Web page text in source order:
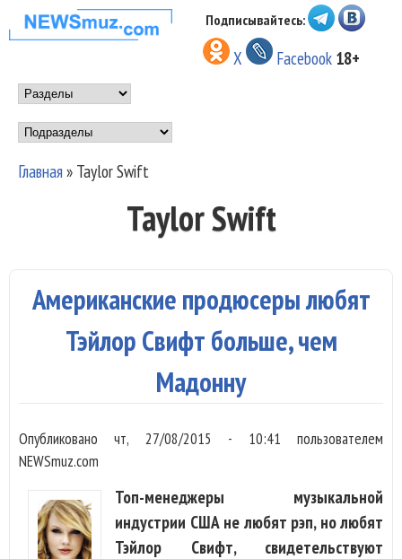
Перейти к основному
содержанию
НОВОСТИ
МУЗЫКИ И
ШОУ БИЗНЕСА
NEWSMUZ.COM
Подписывайтесь:
X Facebook 18+
Main menu
Подразделы
Вы здесь
Главная» Taylor Swift
Taylor Swift
Американские продюсеры любят
Тэйлор Свифт больше, чем
Мадонну
Опубликованочт, 27/08/2015 - 10:41 пользователем
NEWSmuz.com
Топ-менеджеры музыкальной
индустрии США не любят рэп, но любят
Тэйлор Свифт, свидетельствуют